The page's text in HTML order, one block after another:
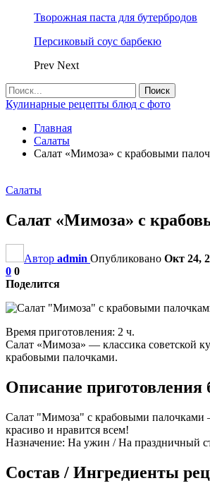
Творожная паста для бутербродов
Персиковый соус барбекю
Prev Next
Кулинарные рецепты блюд с фото
Главная
Салаты
Салат «Мимоза» с крабовыми
Салаты
Салат «Мимоза» с
Автор admin Опубликовано Окт 24,
0 0
Поделится
Время приготовления: 2 ч.
Салат «Мимоза» — классика советской
крабовыми палочками.
Описание приготовления
Салат "Мимоза" с крабовыми палочками
красиво и нравится всем!
Назначение: На ужин / На праздничный
Состав / Ингредиенты